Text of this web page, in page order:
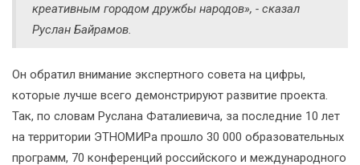
креативным городом дружбы народов», - сказал
Руслан Байрамов.
Он обратил внимание экспертного совета на цифры,
которые лучше всего демонстрируют развитие проекта.
Так, по словам Руслана Фаталиевича, за последние 10 лет
на территории ЭТНОМИРа прошло 30 000 образовательных
программ, 70 конференций российского и международного